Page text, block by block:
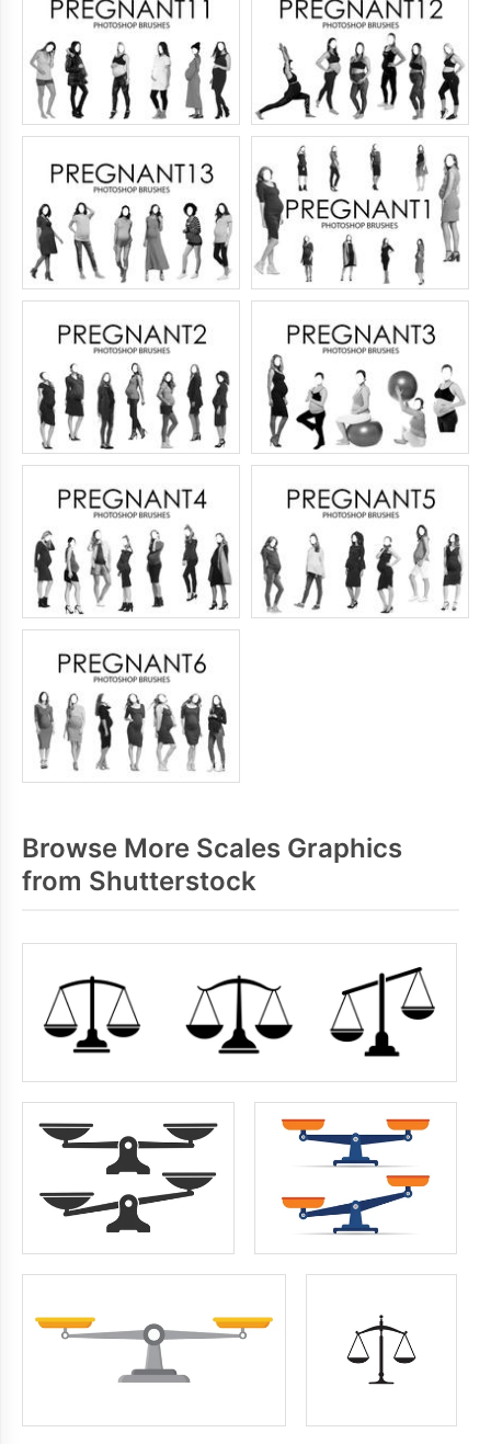
Browse More Scales Graphics
from Shutterstock